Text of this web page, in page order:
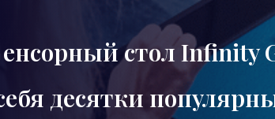
енсорный стол Infinity
десятки